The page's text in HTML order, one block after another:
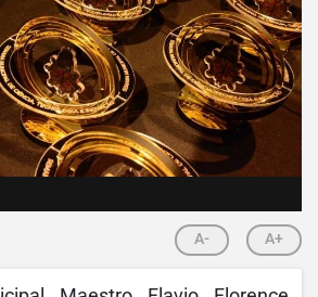
A- A+